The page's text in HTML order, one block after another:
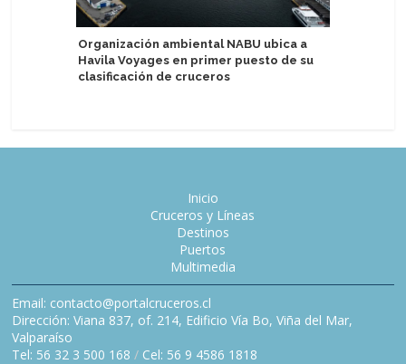
Organización ambiental NABU ubica a
Havila Voyages en primer puesto de su
clasificación de cruceros
Inicio
Cruceros y Líneas
Destinos
Puertos
Multimedia
Email: contacto@portalcruceros.cl
Dirección: Viana 837, of. 214, Edificio Vía Bo, Viña del Mar,
Valparaíso
Tel: 56 32 3 500 168 / Cel: 56 9 4586 1818